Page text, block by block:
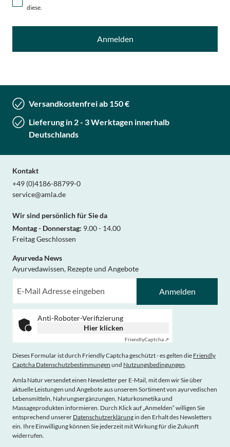
diese.
Anmelden
Versandkostenfrei ab 150 €
Lieferung in 2 - 3 Werktagen innerhalb
Deutschlands
Kontakt
+49 (0)4186-88799-0
service@amla.de
Wir sind persönlich für Sie da
Montag - Donnerstag: 9.00 - 14.00
Freitag Geschlossen
Ayurveda News
Ayurvedawissen, Rezepte und Angebote
Anmelden
Anti-Roboter-Verifizierung
Hier klicken
FriendlyCaptcha ⇗
Dieses Formular ist durch Friendly Captcha geschützt - es gelten die Friendly
Captcha Datenschutzbestimmungen und Nutzungsbedingungen.
Amla Natur versendet einen Newsletter per E-Mail, mit dem wir Sie über
aktuelle Leistungen und Angebote aus unserem Sortiment von ayurvedischen
Lebensmitteln, Nahrungsergänzungen, Naturkosmetika und
Massageprodukten informieren. Durch Klick auf „Anmelden“ willigen Sie
entsprechend unserer Datenschutzerklärung in den Erhalt des Newsletters
ein. Ihre Einwilligung können Sie jederzeit mit Wirkung für die Zukunft
widerrufen.